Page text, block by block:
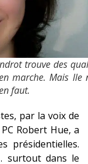
trouve des
marche. Mais lle
faut.
par la voix de
Robert Hue, a
présidentielles.
surtout dans le